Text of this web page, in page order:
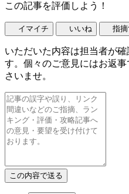
この記事を評価しよう！
イマイチ いいね 指
いただいた内容は担当者が
す。個々のご意見にはお返
さいませ。